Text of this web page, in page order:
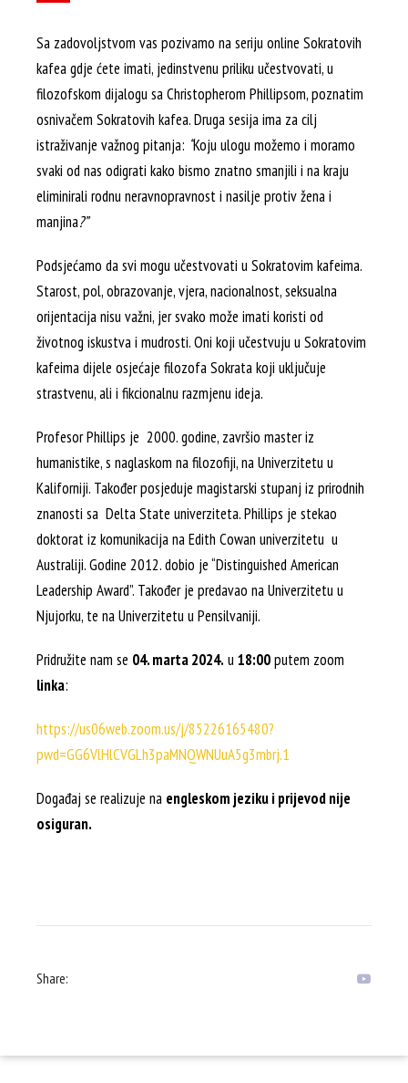
Sa zadovoljstvom vas pozivamo na seriju online Sokratovih
kafea gdje ćete imati, jedinstvenu priliku učestvovati, u
filozofskom dijalogu sa Christopherom Phillipsom, poznatim
osnivačem Sokratovih kafea. Druga sesija ima za cilj
istraživanje važnog pitanja: “Koju ulogu možemo i moramo
svaki od nas odigrati kako bismo znatno smanjili i na kraju
eliminirali rodnu neravnopravnost i nasilje protiv žena i
manjina?”
Podsjećamo da svi mogu učestvovati u Sokratovim kafeima.
Starost, pol, obrazovanje, vjera, nacionalnost, seksualna
orijentacija nisu važni, jer svako može imati koristi od
životnog iskustva i mudrosti. Oni koji učestvuju u Sokratovim
kafeima dijele osjećaje filozofa Sokrata koji uključuje
strastvenu, ali i fikcionalnu razmjenu ideja.
Profesor Phillips je 2000. godine, završio master iz
humanistike, s naglaskom na filozofiji, na Univerzitetu u
Kaliforniji. Također posjeduje magistarski stupanj iz prirodnih
znanosti sa Delta State univerziteta. Phillips je stekao
doktorat iz komunikacija na Edith Cowan univerzitetu u
Australiji. Godine 2012. dobio je “Distinguished American
Leadership Award”. Također je predavao na Univerzitetu u
Njujorku, te na Univerzitetu u Pensilvaniji.
Pridružite nam se 04. marta 2024. u18:00putem zoom
linka:
https://us06web.zoom.us/j/85226165480?
pwd=GG6VlHlCVGLh3paMNQWNUuA5g3mbrj.1
Događaj se realizuje na engleskom jeziku i prijevod nije
osiguran.
Share: